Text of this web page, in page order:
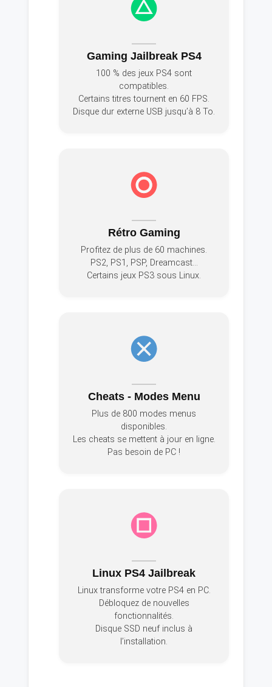
Gaming Jailbreak PS4
100 % des jeux PS4 sont
compatibles.
Certains titres tournent en 60 FPS.
Disque dur externe USB jusqu’à 8 To.
Rétro Gaming
Profitez de plus de 60 machines.
PS2, PS1, PSP, Dreamcast...
Certains jeux PS3 sous Linux.
Cheats - Modes Menu
Plus de 800 modes menus
disponibles.
Les cheats se mettent à jour en ligne.
Pas besoin de PC !
Linux PS4 Jailbreak
Linux transforme votre PS4 en PC.
Débloquez de nouvelles
fonctionnalités.
Disque SSD neuf inclus à
l’installation.